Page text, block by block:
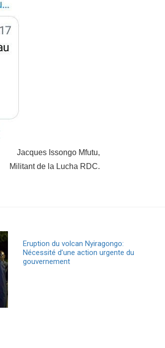
Jacques Issongo Mfutu,
Militant de la Lucha RDC.
Eruption du volcan Nyiragongo:
Nécessité d’une action urgente du
gouvernement